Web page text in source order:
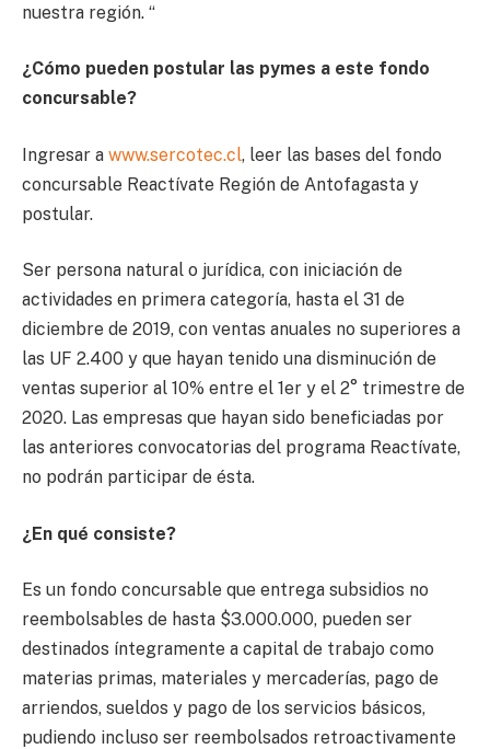
nuestra región. “
¿Cómo pueden postular las pymes a este fondo
concursable?
Ingresar a www.sercotec.cl, leer las bases del fondo
concursable Reactívate Región de Antofagasta y
postular.
Ser persona natural o jurídica, con iniciación de
actividades en primera categoría, hasta el 31 de
diciembre de 2019, con ventas anuales no superiores a
las UF 2.400 y que hayan tenido una disminución de
ventas superior al 10% entre el 1er y el 2° trimestre de
2020. Las empresas que hayan sido beneficiadas por
las anteriores convocatorias del programa Reactívate,
no podrán participar de ésta.
¿En qué consiste?
Es un fondo concursable que entrega subsidios no
reembolsables de hasta $3.000.000, pueden ser
destinados íntegramente a capital de trabajo como
materias primas, materiales y mercaderías, pago de
arriendos, sueldos y pago de los servicios básicos,
pudiendo incluso ser reembolsados retroactivamente